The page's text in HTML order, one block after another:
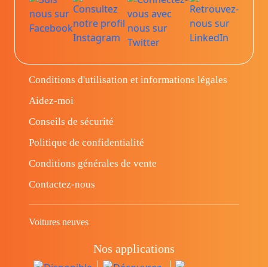
Conditions d'utilisation et informations légales
Aidez-moi
Conseils de sécurité
Politique de confidentialité
Conditions générales de vente
Contactez-nous
Voitures neuves
Nos applications